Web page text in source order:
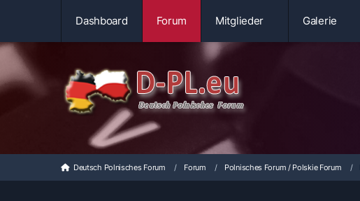
Dashboard Forum Mitglieder Galerie
Deutsch Polnisches Forum Forum Polnisches Forum / Polskie Forum